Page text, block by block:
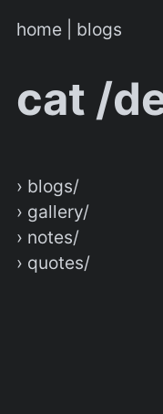
home blogs
cat /
› blogs/
› gallery/
› notes/
› quotes/